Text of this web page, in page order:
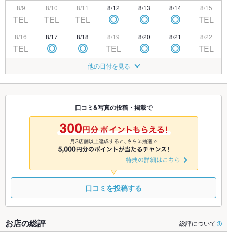
8/9
TEL
8/10
TEL
8/11
TEL
8/12
◎
8/13
◎
8/14
◎
8/15
TEL
8/16
TEL
8/17
◎
8/18
◎
8/19
TEL
8/20
◎
8/21
◎
8/22
TEL
TEL ◎
8/25
◎
8/26
◎
8/27
◎ ◎ TEL
8/30 8/31 9/1
◎
9/2
◎
9/3
◎
9/4 9/5
9/8
◎ ◎ ◎ ◎
他の日付を見る
口コミ&写真の投稿・掲載で
口コミを投稿する
お店の総評 総評について